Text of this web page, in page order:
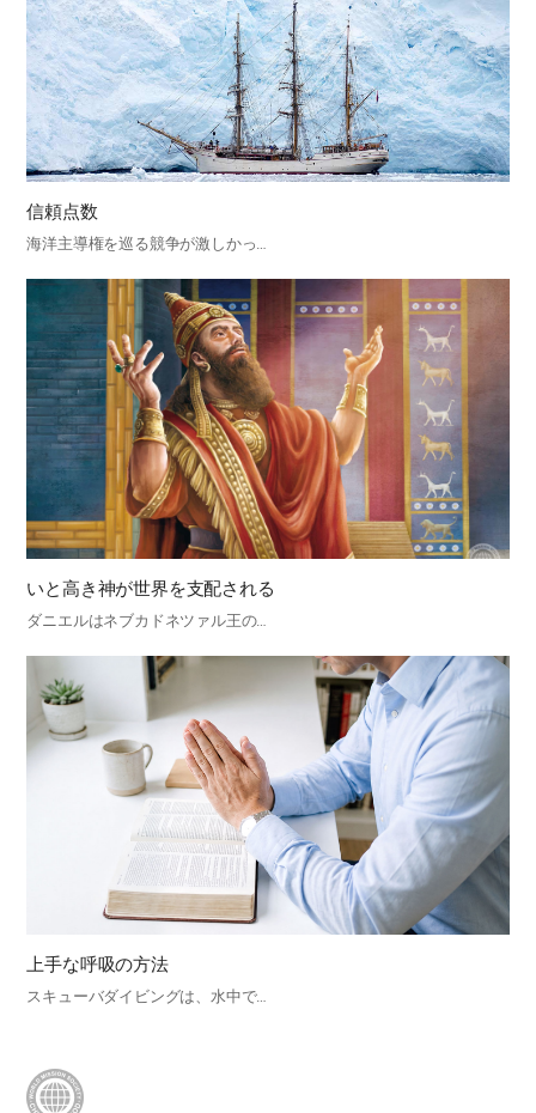
信頼点数
海洋主導権を巡る競争が激しかっ…
いと高き神が世界を支配される
ダニエルはネブカドネツァル王の…
上手な呼吸の方法
スキューバダイビングは、水中で…